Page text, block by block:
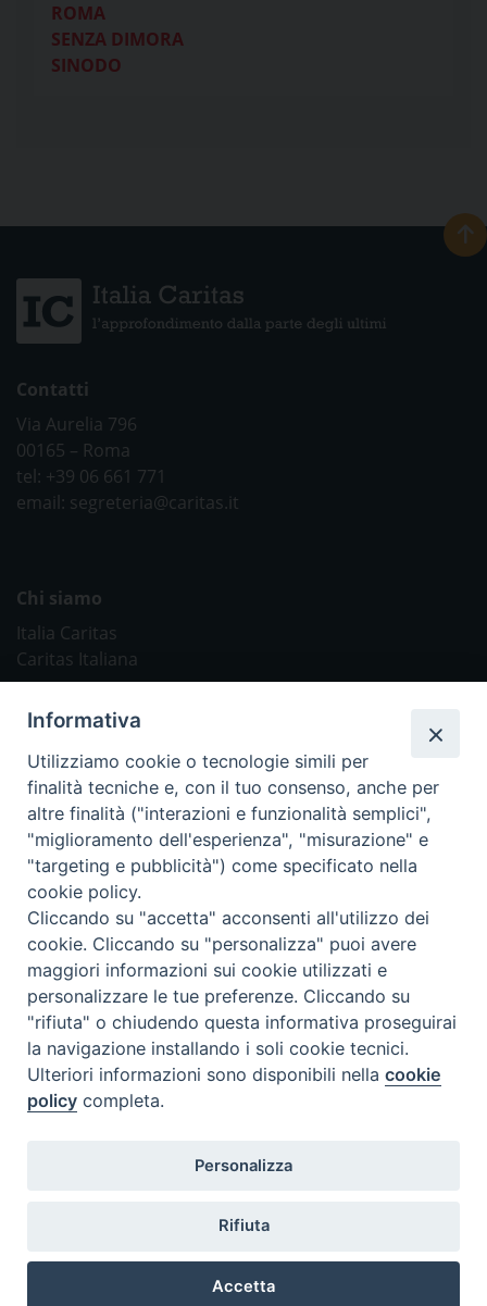
ROMA
SENZA DIMORA
SINODO
Contatti
Via Aurelia 796
00165 – Roma
tel: +39 06 661 771
email: segreteria@caritas.it
Chi siamo
Italia Caritas
Caritas Italiana
Caritas Internationalis
TV 2000
Inblu 2000
Avvenire
Sir
Scarp de’ Tenis
Newsletter
ISCRIVITI ALLA NEWSLETTER
Copyright Caritas Italiana ©2026
Informativa
Utilizziamo cookie o tecnologie simili per
finalità tecniche e, con il tuo consenso, anche per
altre finalità ("interazioni e funzionalità semplici",
"miglioramento dell'esperienza", "misurazione" e
"targeting e pubblicità") come specificato nella
cookie policy.
Cliccando su "accetta" acconsenti all'utilizzo dei
cookie. Cliccando su "personalizza" puoi avere
maggiori informazioni sui cookie utilizzati e
personalizzare le tue preferenze. Cliccando su
"rifiuta" o chiudendo questa informativa proseguirai
la navigazione installando i soli cookie tecnici.
Ulteriori informazioni sono disponibili nellacookie
policy completa.
Personalizza
Rifiuta
Accetta